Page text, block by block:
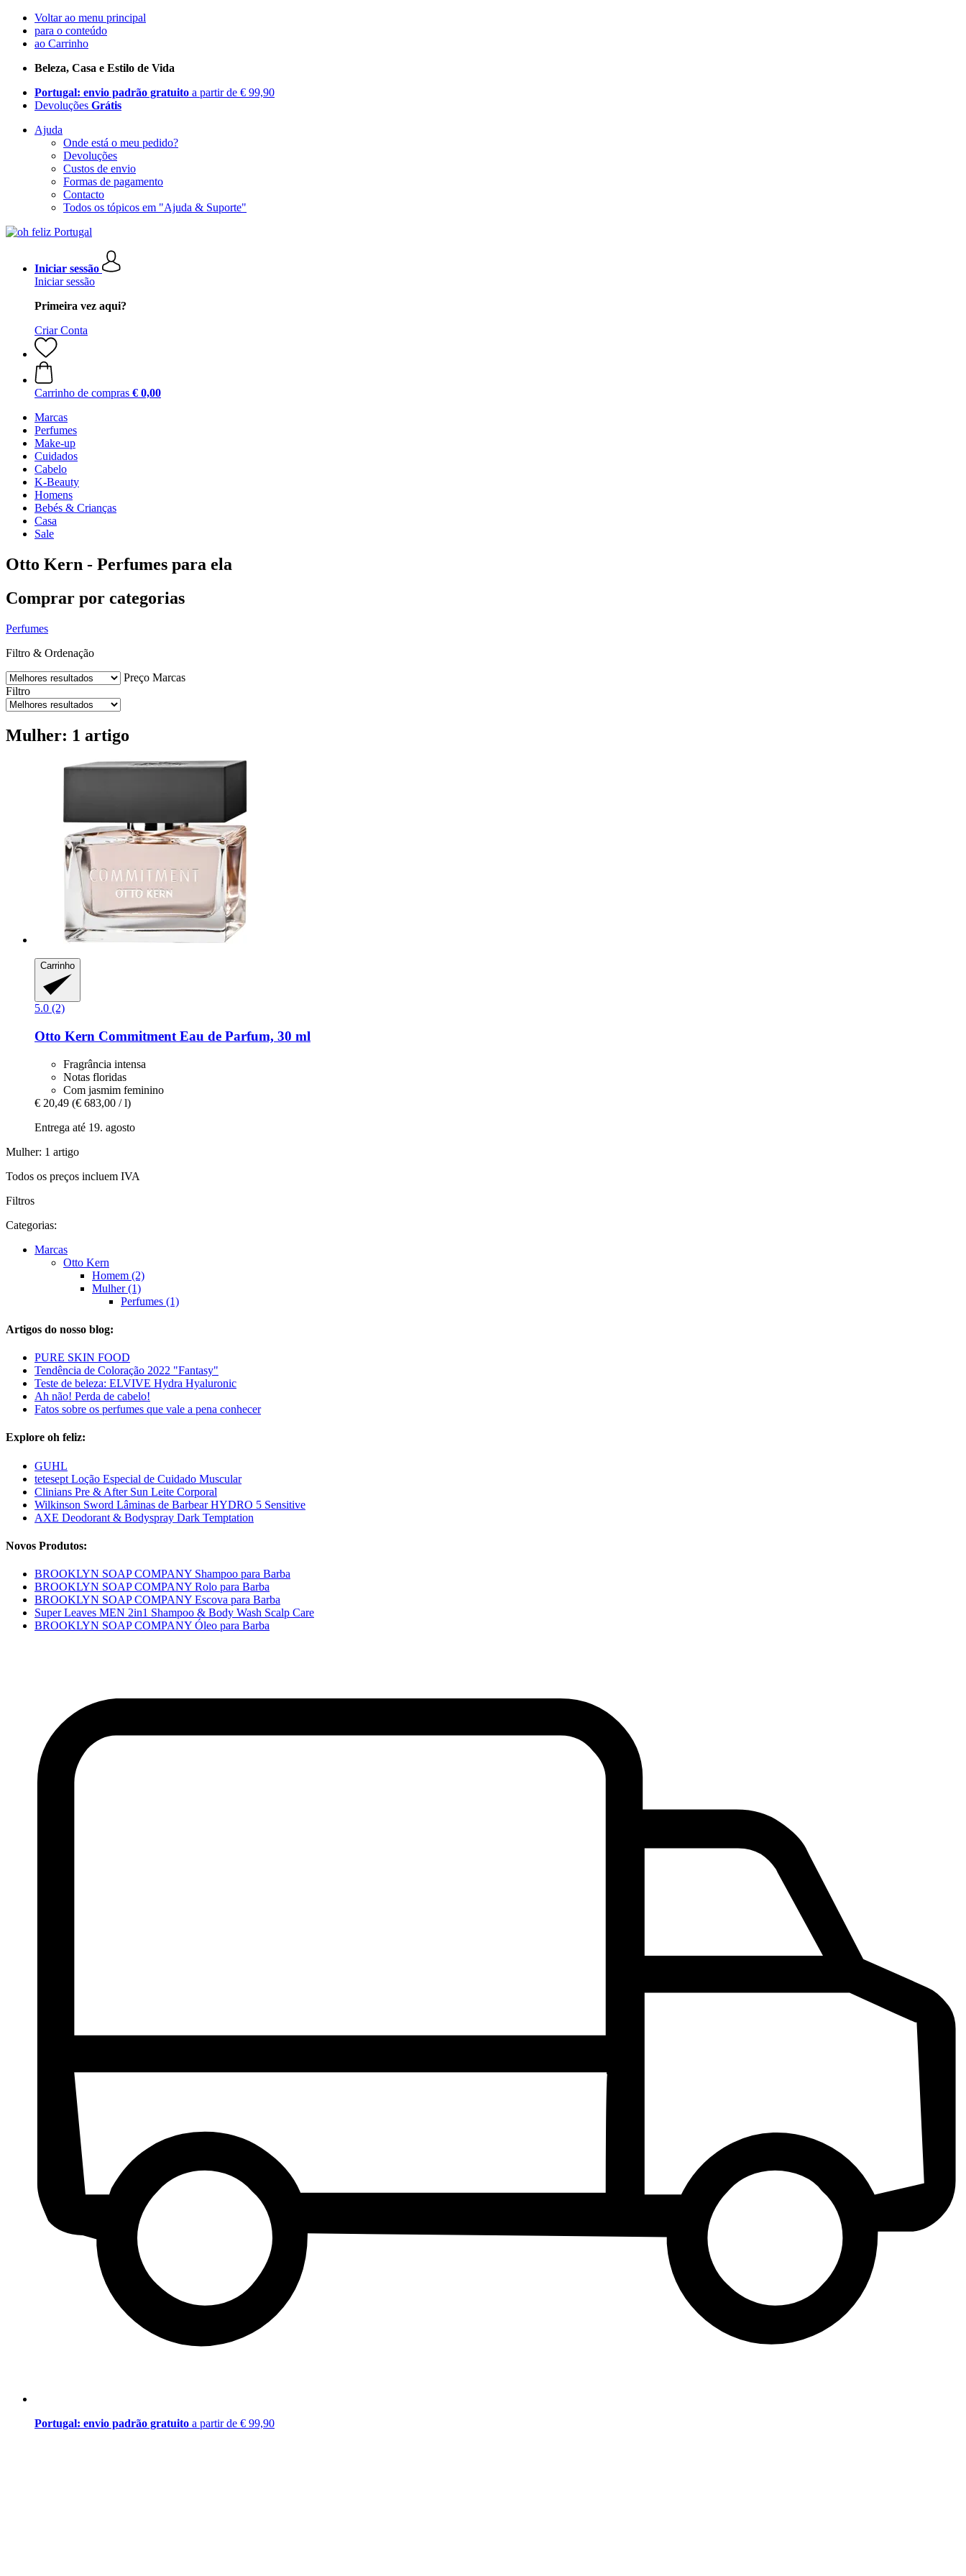
Voltar ao menu principal
para o conteúdo
ao Carrinho
Beleza, Casa e Estilo de Vida
Portugal: envio padrão gratuito a partir de € 99,90
Devoluções Grátis
Ajuda
Onde está o meu pedido?
Devoluções
Custos de envio
Formas de pagamento
Contacto
Todos os tópicos em "Ajuda & Suporte"
Iniciar sessão
Iniciar sessão
Primeira vez aqui?
Criar Conta
Carrinho de compras € 0,00
Marcas
Perfumes
Make-up
Cuidados
Cabelo
K-Beauty
Homens
Bebés & Crianças
Casa
Sale
Otto Kern - Perfumes para ela
Comprar por categorias
Perfumes
Filtro & Ordenação
Preço Marcas
Filtro
Mulher: 1 artigo
Carrinho
5.0 (2)
Otto Kern Commitment Eau de Parfum, 30 ml
Fragrância intensa
Notas floridas
Com jasmim feminino
€ 20,49 (€ 683,00 / l)
Entrega até 19. agosto
Mulher: 1 artigo
Todos os preços incluem IVA
Filtros
Categorias:
Marcas
Otto Kern
Homem (2)
Mulher (1)
Perfumes (1)
Artigos do nosso blog:
PURE SKIN FOOD
Tendência de Coloração 2022 "Fantasy"
Teste de beleza: ELVIVE Hydra Hyaluronic
Ah não! Perda de cabelo!
Fatos sobre os perfumes que vale a pena conhecer
Explore oh feliz:
GUHL
tetesept Loção Especial de Cuidado Muscular
Clinians Pre & After Sun Leite Corporal
Wilkinson Sword Lâminas de Barbear HYDRO 5 Sensitive
AXE Deodorant & Bodyspray Dark Temptation
Novos Produtos:
BROOKLYN SOAP COMPANY Shampoo para Barba
BROOKLYN SOAP COMPANY Rolo para Barba
BROOKLYN SOAP COMPANY Escova para Barba
Super Leaves MEN 2in1 Shampoo & Body Wash Scalp Care
BROOKLYN SOAP COMPANY Óleo para Barba
Portugal: envio padrão gratuito a partir de € 99,90